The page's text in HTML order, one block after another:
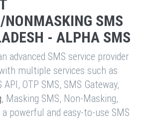
NONMASKING SMS
- ALPHA SMS
advanced SMS service provider
multiple services such as
API, OTP SMS, SMS Gateway,
, Masking SMS, Non-Masking,
powerful and easy-to-use SMS